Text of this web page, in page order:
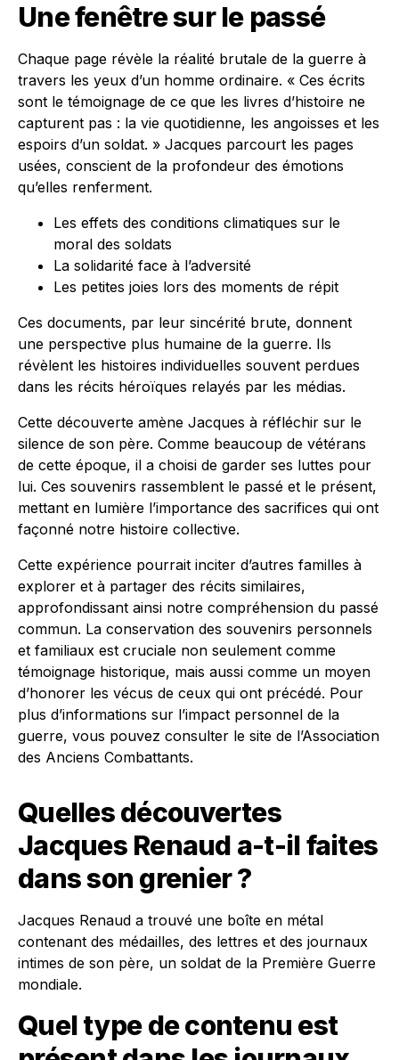
Une fenêtre sur le passé
Chaque page révèle la réalité brutale de la guerre à
travers les yeux d’un homme ordinaire. « Ces écrits
sont le témoignage de ce que les livres d’histoire ne
capturent pas : la vie quotidienne, les angoisses et les
espoirs d’un soldat. » Jacques parcourt les pages
usées, conscient de la profondeur des émotions
qu’elles renferment.
Les effets des conditions climatiques sur le
moral des soldats
La solidarité face à l’adversité
Les petites joies lors des moments de répit
Ces documents, par leur sincérité brute, donnent
une perspective plus humaine de la guerre. Ils
révèlent les histoires individuelles souvent perdues
dans les récits héroïques relayés par les médias.
Cette découverte amène Jacques à réfléchir sur le
silence de son père. Comme beaucoup de vétérans
de cette époque, il a choisi de garder ses luttes pour
lui. Ces souvenirs rassemblent le passé et le présent,
mettant en lumière l’importance des sacrifices qui ont
façonné notre histoire collective.
Cette expérience pourrait inciter d’autres familles à
explorer et à partager des récits similaires,
approfondissant ainsi notre compréhension du passé
commun. La conservation des souvenirs personnels
et familiaux est cruciale non seulement comme
témoignage historique, mais aussi comme un moyen
d’honorer les vécus de ceux qui ont précédé. Pour
plus d’informations sur l’impact personnel de la
guerre, vous pouvez consulter le site de l’Association
des Anciens Combattants.
Quelles découvertes
Jacques Renaud a-t-il faites
dans son grenier ?
Jacques Renaud a trouvé une boîte en métal
contenant des médailles, des lettres et des journaux
intimes de son père, un soldat de la Première Guerre
mondiale.
Quel type de contenu est